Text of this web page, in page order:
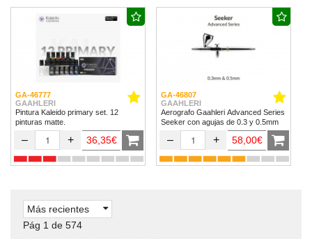
GA-46777
GAAHLERI
Pintura Kaleido primary set. 12
pinturas matte.
– + 36,35€
GA-46807
GAAHLERI
Aerografo Gaahleri Advanced Series
Seeker con agujas de 0.3 y 0.5mm
– + 58,00€
Más recientes
Pág 1 de 574